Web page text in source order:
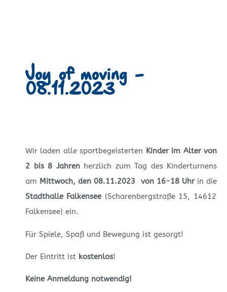
Joy of moving -
08.11.2023
Wir laden alle sportbegeisterten Kinder im Alter von
2 bis 8 Jahrenherzlich zum Tag des Kinderturnens
am Mittwoch, den 08.11.2023 von 16-18 Uhr in die
Stadthalle Falkensee (Scharenbergstraße 15, 14612
Falkensee) ein.
Für Spiele, Spaß und Bewegung ist gesorgt!
Der Eintritt ist kostenlos!
Keine Anmeldung notwendig!